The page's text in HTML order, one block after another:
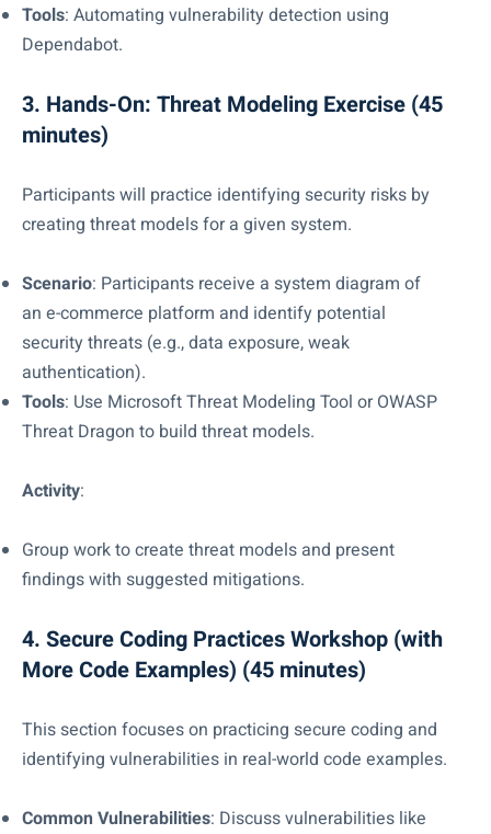
Tools: Automating vulnerability detection using
Dependabot.
3. Hands-On: Threat Modeling Exercise (45
minutes)
Participants will practice identifying security risks by
creating threat models for a given system.
Scenario: Participants receive a system diagram of
an e-commerce platform and identify potential
security threats (e.g., data exposure, weak
authentication).
Tools: Use Microsoft Threat Modeling Tool or OWASP
Threat Dragon to build threat models.
Activity:
Group work to create threat models and present
findings with suggested mitigations.
4. Secure Coding Practices Workshop (with
More Code Examples) (45 minutes)
This section focuses on practicing secure coding and
identifying vulnerabilities in real-world code examples.
Common Vulnerabilities: Discuss vulnerabilities like